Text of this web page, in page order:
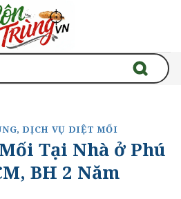
,DỊCH VỤ DIỆT MỐI
Tại Nhà ở Phú
BH 2 Năm